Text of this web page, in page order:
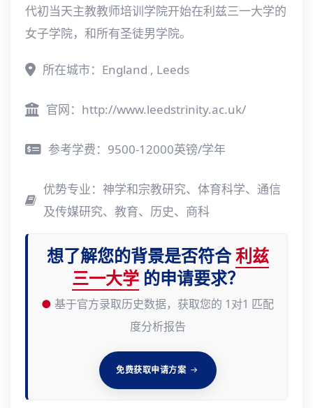
代初当天主教教师培训学院开始在利兹三一大学的
女子学院，和所有圣徒男学院。
所在城市：England , Leeds
官网： http://www.leedstrinity.ac.uk/
参考学费：9500-12000英镑/学年
优势专业：神学和宗教研究、体育科学、通信
及传媒研究、教育、历史、商科
想了解您的背景是否符合利兹
三一大学的申请要求？
● 基于官方录取历史数据，获取您的 1对1 匹配
度分析报告
免费获取申请方案